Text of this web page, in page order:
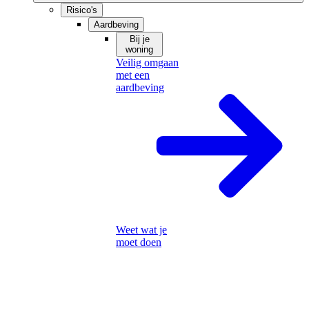
Risico's
Aardbeving
Bij je
woning
Veilig omgaan
met een
aardbeving
Weet wat je
moet doen